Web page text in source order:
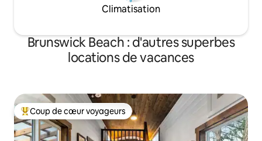
Climatisation
Brunswick Beach : d'autres superbes
locations de vacances
Coups de cœur voyageurs les plus appréciés
Coup de cœur voyageurs